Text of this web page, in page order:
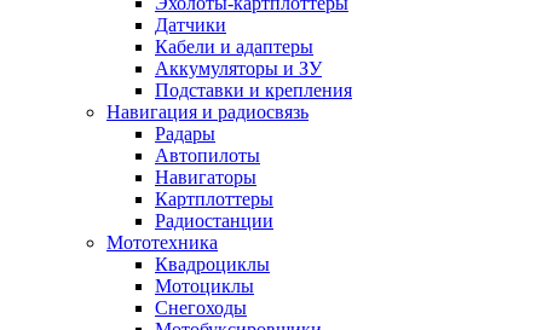
Датчики
Кабели и адаптеры
Аккумуляторы и ЗУ
Подставки и крепления
Навигация и радиосвязь
Радары
Автопилоты
Навигаторы
Картплоттеры
Радиостанции
Мототехника
Квадроциклы
Мотоциклы
Снегоходы